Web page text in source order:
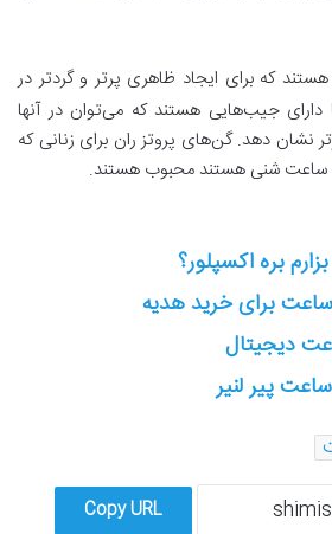
که برای ایجاد ظاهری پرتر و گردتر در
دارای جیب‌هایی هستند که می‌توان در آنها
نشان دهد. گن‌های پروتز ران برای زنانی که
ساعت شنی هستند محبوب هستند.
بره اکسپلور؟
برای خرید هدیه
دیجیتال
پیر لنیر
Copy URL